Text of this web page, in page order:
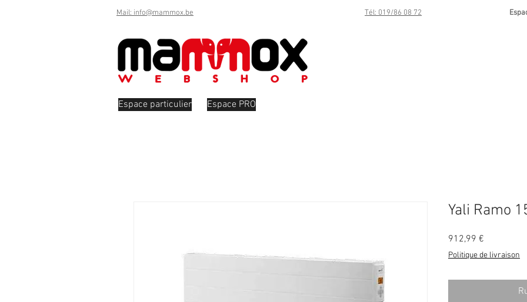
Mail: info@mammox.be Tél: 019/86 08 72
Espace particulier Espace PRO
Yali Ramo
912,99 €
Politique de livraison